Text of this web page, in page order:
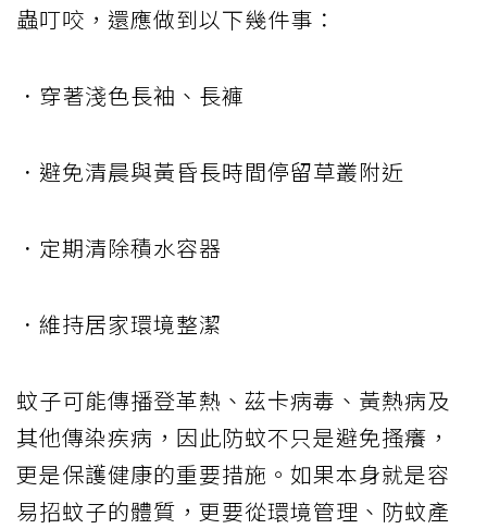
蟲叮咬，還應做到以下幾件事：
．穿著淺色長袖、長褲
．避免清晨與黃昏長時間停留草叢附近
．定期清除積水容器
．維持居家環境整潔
蚊子可能傳播登革熱、茲卡病毒、黃熱病及
其他傳染疾病，因此防蚊不只是避免搔癢，
更是保護健康的重要措施。如果本身就是容
易招蚊子的體質，更要從環境管理、防蚊產